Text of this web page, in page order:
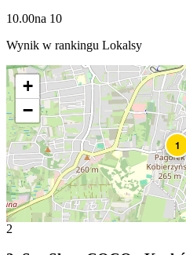
10.00na 10
Wynik w rankingu Lokalsy
1
+
−
2